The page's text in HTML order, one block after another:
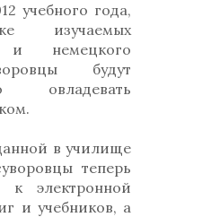
учебного года,
изучаемых
и немецкого
будут
овладевать
в училище
теперь
к электронной
и учебников, а